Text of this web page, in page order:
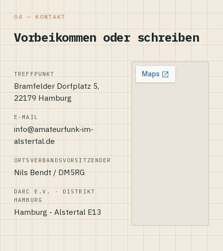
04 — KONTAKT
Vorbeikommen oder schreiben
TREFFPUNKT
Bramfelder Dorfplatz 5,
22179 Hamburg
E-MAIL
info@amateurfunk-im-
alstertal.de
ORTSVERBANDSVORSITZENDER
Nils Bendt / DM5RG
DARC E.V. - DISTRIKT
HAMBURG
Hamburg - Alstertal E13